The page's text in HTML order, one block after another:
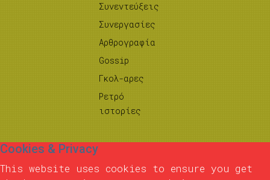
Συνεντεύξεις
Συνεργασίες
Αρθρογραφία
Gossip
Γκολ-αρες
Ρετρό
ιστορίες
Cookies & Privacy
This website uses cookies to ensure you get